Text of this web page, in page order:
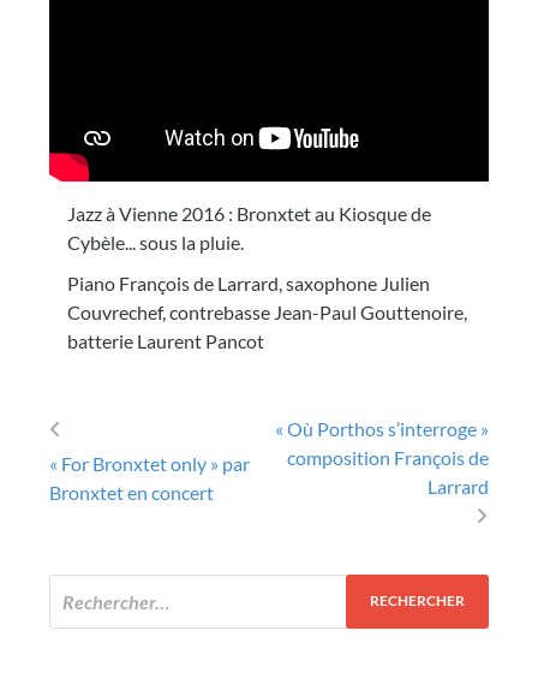
Jazz à Vienne 2016 : Bronxtet au Kiosque de
Cybèle... sous la pluie.
Piano François de Larrard, saxophone Julien
Couvrechef, contrebasse Jean-Paul Gouttenoire,
batterie Laurent Pancot
Post navigation
« For Bronxtet only » par
Bronxtet en concert
« Où Porthos s’interroge »
composition François de
Larrard